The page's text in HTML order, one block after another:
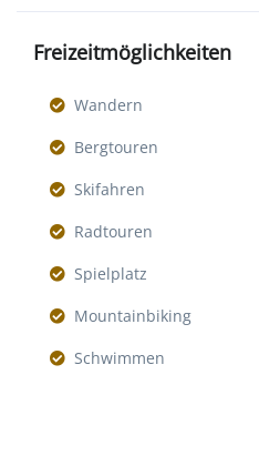
Freizeitmöglichkeiten
Wandern
Bergtouren
Skifahren
Radtouren
Spielplatz
Mountainbiking
Schwimmen